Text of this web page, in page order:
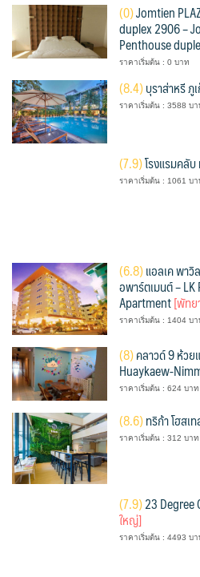
(0)Jomtien
duplex 2906 –
Penthouse
ราคาเริ่มต้น : 0 บาท
(8.4)บุราส่าหรี ภู
ราคาเริ่มต้น : 3588 บา
(7.9)โรงแรมคลั
ราคาเริ่มต้น : 1061 บา
(6.8)แอลเค พาวิ
อพาร์ตเมนต์ –
Apartment[พัทย
ราคาเริ่มต้น : 1404 บา
(8)คลาวด์ 9 ห้ว
Huaykaew-
ราคาเริ่มต้น : 624 บาท
(8.6)ทริก้า โฮสเ
ราคาเริ่มต้น : 312 บาท
(7.9)23 Degree
ใหญ่]
ราคาเริ่มต้น : 4493 บา